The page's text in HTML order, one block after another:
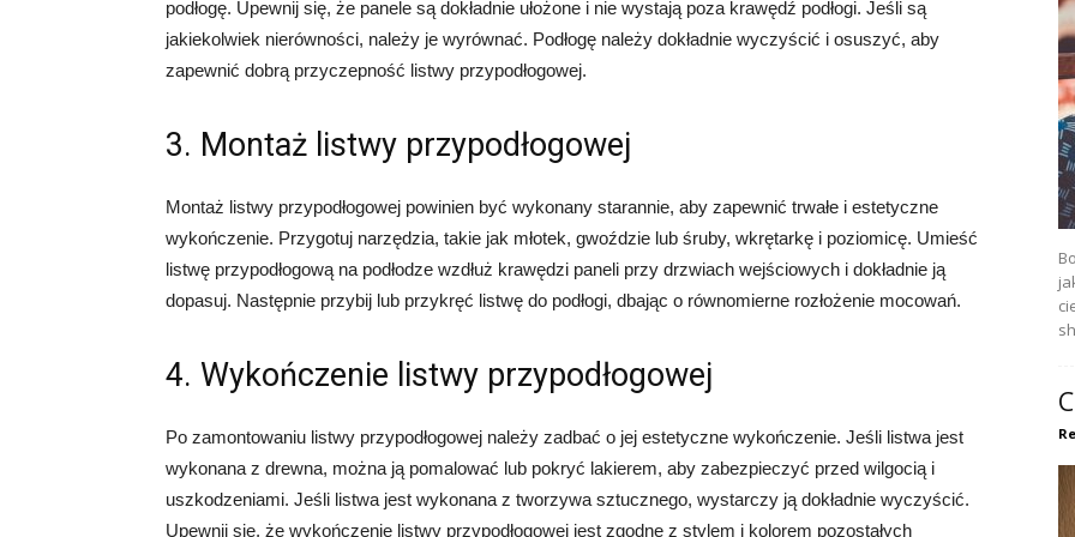
podłogę. Upewnij się, że panele są dokładnie ułożone i nie wystają poza krawędź podłogi. Jeśli są
jakiekolwiek nierówności, należy je wyrównać. Podłogę należy dokładnie wyczyścić i osuszyć, aby
zapewnić dobrą przyczepność listwy przypodłogowej.
3. Montaż listwy przypodłogowej
Montaż listwy przypodłogowej powinien być wykonany starannie, aby zapewnić trwałe i estetyczne
wykończenie. Przygotuj narzędzia, takie jak młotek, gwoździe lub śruby, wkrętarkę i poziomicę. Umieść
listwę przypodłogową na podłodze wzdłuż krawędzi paneli przy drzwiach wejściowych i dokładnie ją
dopasuj. Następnie przybij lub przykręć listwę do podłogi, dbając o równomierne rozłożenie mocowań.
4. Wykończenie listwy przypodłogowej
Po zamontowaniu listwy przypodłogowej należy zadbać o jej estetyczne wykończenie. Jeśli listwa jest
wykonana z drewna, można ją pomalować lub pokryć lakierem, aby zabezpieczyć przed wilgocią i
uszkodzeniami. Jeśli listwa jest wykonana z tworzywa sztucznego, wystarczy ją dokładnie wyczyścić.
Upewnij się, że wykończenie listwy przypodłogowej jest zgodne z stylem i kolorem pozostałych